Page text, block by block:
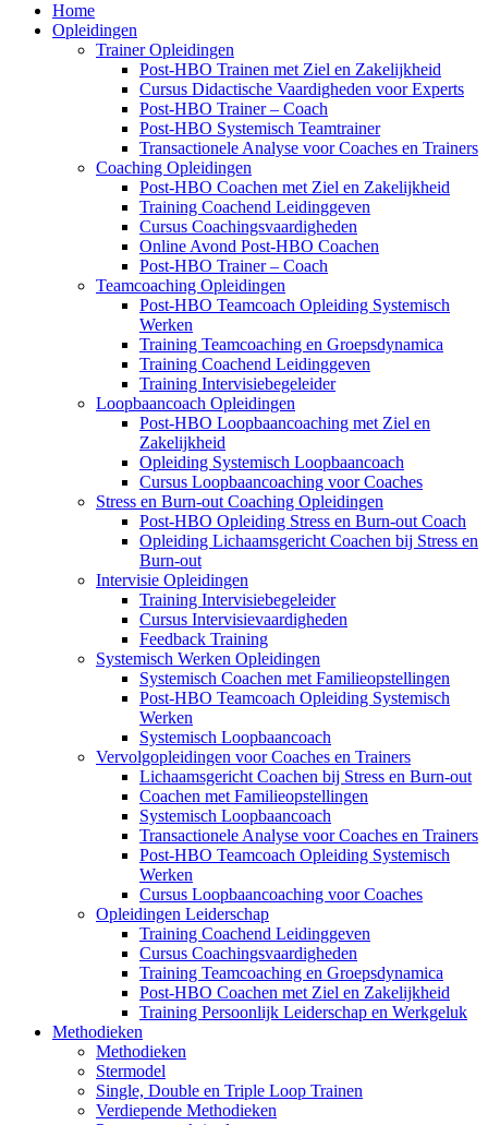
Home
Opleidingen
Trainer Opleidingen
Post-HBO Trainen met Ziel en Zakelijkheid
Cursus Didactische Vaardigheden voor Experts
Post-HBO Trainer – Coach
Post-HBO Systemisch Teamtrainer
Transactionele Analyse voor Coaches en Trainers
Coaching Opleidingen
Post-HBO Coachen met Ziel en Zakelijkheid
Training Coachend Leidinggeven
Cursus Coachingsvaardigheden
Online Avond Post-HBO Coachen
Post-HBO Trainer – Coach
Teamcoaching Opleidingen
Post-HBO Teamcoach Opleiding Systemisch
Werken
Training Teamcoaching en Groepsdynamica
Training Coachend Leidinggeven
Training Intervisiebegeleider
Loopbaancoach Opleidingen
Post-HBO Loopbaancoaching met Ziel en
Zakelijkheid
Opleiding Systemisch Loopbaancoach
Cursus Loopbaancoaching voor Coaches
Stress en Burn-out Coaching Opleidingen
Post-HBO Opleiding Stress en Burn-out Coach
Opleiding Lichaamsgericht Coachen bij Stress en
Burn-out
Intervisie Opleidingen
Training Intervisiebegeleider
Cursus Intervisievaardigheden
Feedback Training
Systemisch Werken Opleidingen
Systemisch Coachen met Familieopstellingen
Post-HBO Teamcoach Opleiding Systemisch
Werken
Systemisch Loopbaancoach
Vervolgopleidingen voor Coaches en Trainers
Lichaamsgericht Coachen bij Stress en Burn-out
Coachen met Familieopstellingen
Systemisch Loopbaancoach
Transactionele Analyse voor Coaches en Trainers
Post-HBO Teamcoach Opleiding Systemisch
Werken
Cursus Loopbaancoaching voor Coaches
Opleidingen Leiderschap
Training Coachend Leidinggeven
Cursus Coachingsvaardigheden
Training Teamcoaching en Groepsdynamica
Post-HBO Coachen met Ziel en Zakelijkheid
Training Persoonlijk Leiderschap en Werkgeluk
Methodieken
Methodieken
Stermodel
Single, Double en Triple Loop Trainen
Verdiepende Methodieken